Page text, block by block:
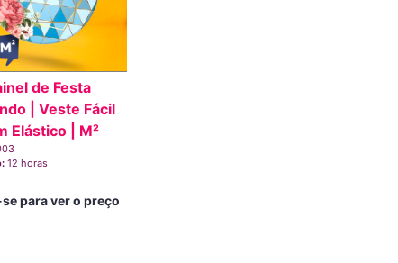
de Festa
| Veste Fácil
Elástico | M²
12 horas
para ver o preço